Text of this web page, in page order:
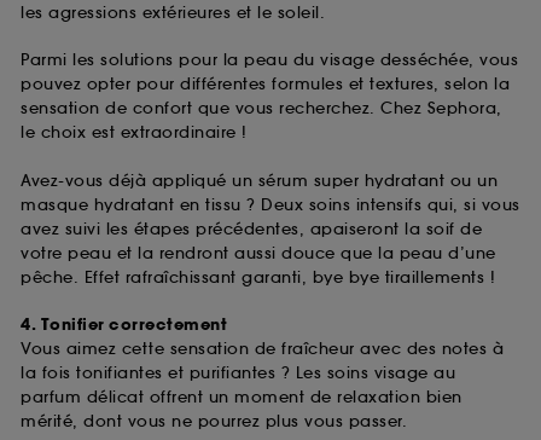
les agressions extérieures et le soleil.
Parmi les solutions pour la peau du visage desséchée, vous
pouvez opter pour différentes formules et textures, selon la
sensation de confort que vous recherchez. Chez Sephora,
le choix est extraordinaire !
Avez-vous déjà appliqué un sérum super hydratant ou un
masque hydratant en tissu ? Deux soins intensifs qui, si vous
avez suivi les étapes précédentes, apaiseront la soif de
votre peau et la rendront aussi douce que la peau d’une
pêche. Effet rafraîchissant garanti, bye bye tiraillements !
4. Tonifier correctement
Vous aimez cette sensation de fraîcheur avec des notes à
la fois tonifiantes et purifiantes ? Les soins visage au
parfum délicat offrent un moment de relaxation bien
mérité, dont vous ne pourrez plus vous passer.